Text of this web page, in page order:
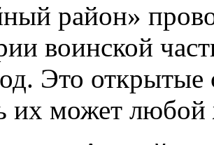
район»
воинской
Это открытые
их может